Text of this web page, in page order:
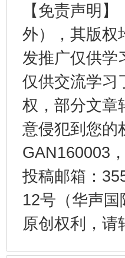
【免责声明
外），其版权
发推广仅供学
仅供交流学习
权，部分文章
意侵犯到您的
GAN160003
投稿邮箱：
12号（华声
原创权利，请
东山县通报“牛蛙产品抗